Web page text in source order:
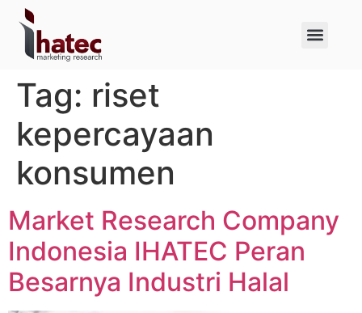
Tag: riset
kepercayaan
konsumen
Market Research Company
Indonesia IHATEC Peran
Besarnya Industri Halal